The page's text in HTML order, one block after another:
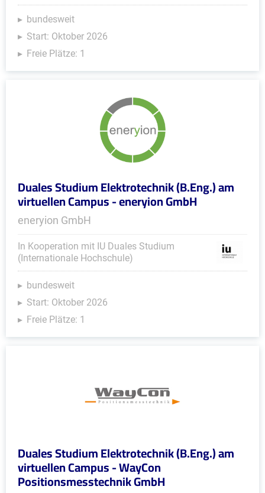
bundesweit
Start: Oktober 2026
Freie Plätze: 1
Duales Studium Elektrotechnik (B.Eng.) am
virtuellen Campus - eneryion GmbH
eneryion GmbH
In Kooperation mit IU Duales Studium
(Internationale Hochschule)
bundesweit
Start: Oktober 2026
Freie Plätze: 1
Duales Studium Elektrotechnik (B.Eng.) am
virtuellen Campus - WayCon
Positionsmesstechnik GmbH